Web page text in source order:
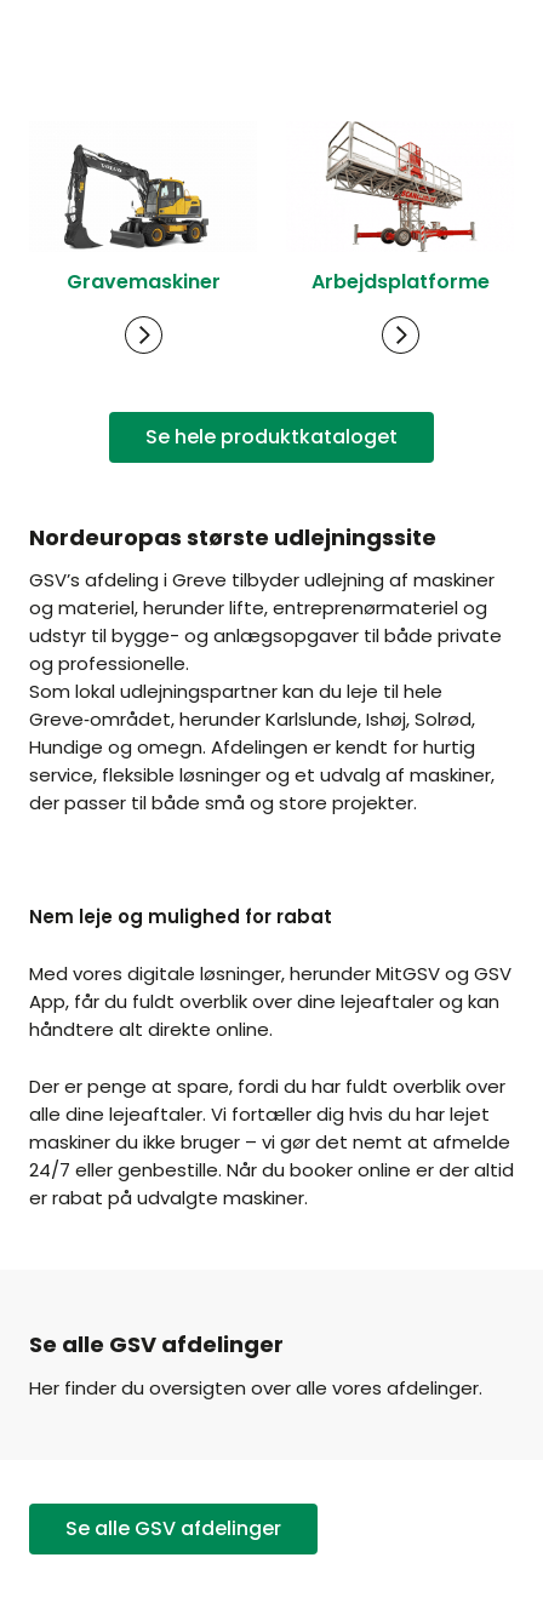
Gravemaskiner Arbejdsplatforme
Se hele produktkataloget
Nordeuropas største udlejningssite
GSV’s afdeling i Greve tilbyder udlejning af maskiner
og materiel, herunder lifte, entreprenørmateriel og
udstyr til bygge- og anlægsopgaver til både private
og professionelle.
Som lokal udlejningspartner kan du leje til hele
Greve‑området, herunder Karlslunde, Ishøj, Solrød,
Hundige og omegn. Afdelingen er kendt for hurtig
service, fleksible løsninger og et udvalg af maskiner,
der passer til både små og store projekter.
Nem leje og mulighed for rabat
Med vores digitale løsninger, herunder MitGSV og GSV
App, får du fuldt overblik over dine lejeaftaler og kan
håndtere alt direkte online.
Der er penge at spare, fordi du har fuldt overblik over
alle dine lejeaftaler. Vi fortæller dig hvis du har lejet
maskiner du ikke bruger – vi gør det nemt at afmelde
24/7 eller genbestille. Når du booker online er der altid
er rabat på udvalgte maskiner.
Se alle GSV afdelinger
Her finder du oversigten over alle vores afdelinger.
Se alle GSV afdelinger